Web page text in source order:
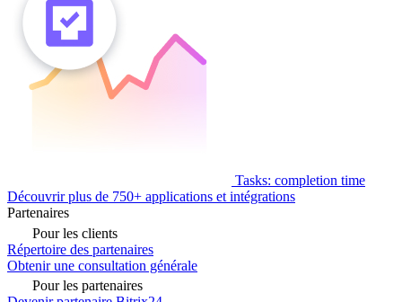
Tasks: completion time
Découvrir plus de 750+ applications et intégrations
Partenaires
Pour les clients
Répertoire des partenaires
Obtenir une consultation générale
Pour les partenaires